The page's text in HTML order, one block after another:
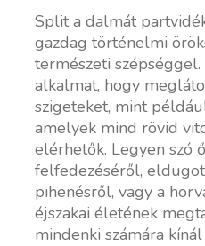
Split a dalmát
gazdag történelmi
természeti szépséggel.
alkalmat, hogy
szigeteket, mint
amelyek mind rövid
elérhetők. Legyen szó
felfedezéséről,
pihenésről, vagy a
éjszakai életének
mindenki számára